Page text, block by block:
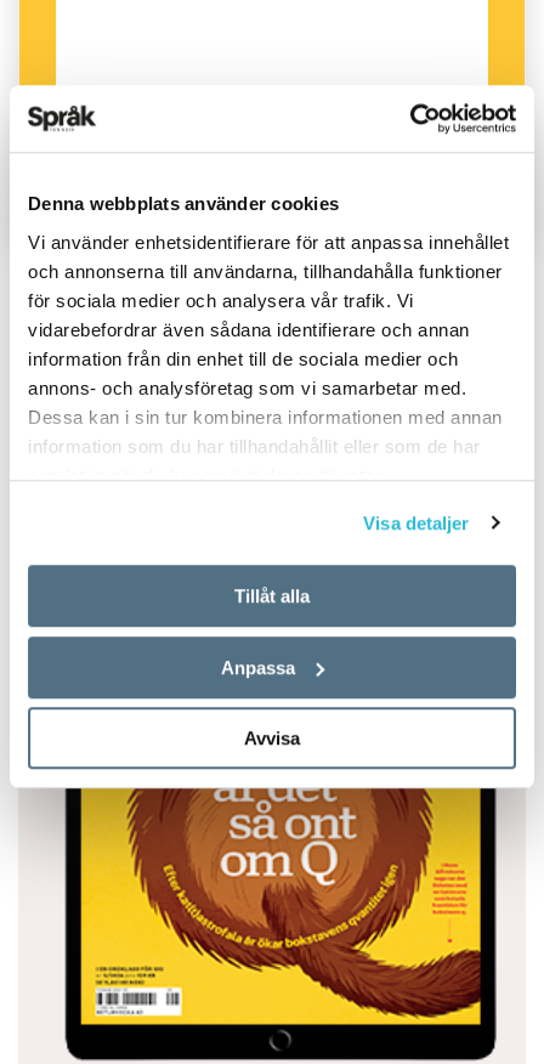
Denna webbplats använder cookies
Vi använder enhetsidentifierare för att anpassa innehållet
och annonserna till användarna, tillhandahålla funktioner
för sociala medier och analysera vår trafik. Vi
vidarebefordrar även sådana identifierare och annan
information från din enhet till de sociala medier och
annons- och analysföretag som vi samarbetar med.
Dessa kan i sin tur kombinera informationen med annan
information som du har tillhandahållit eller som de har
samlat in när du har använt deras tjänster.
Visa detaljer
Tillåt alla
Anpassa
Avvisa
PUBLICERAD 2015-02-07